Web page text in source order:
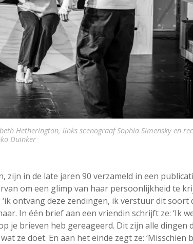
Hetherington, links scenograaf Sophia Simensky en
Duinker
zijn in de late jaren 90 verzameld in een
om een glimp van haar persoonlijkheid te
ontvang deze zendingen, ik verstuur dit soort
In één brief aan een vriendin schrijft ze: ‘Ik
je brieven heb gereageerd. Dit zijn alle dingen
ze doet. En aan het einde zegt ze: ‘Misschien